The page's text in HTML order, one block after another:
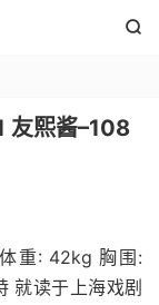

友熙酱–108
重: 42kg 胸围:
就读于上海戏剧